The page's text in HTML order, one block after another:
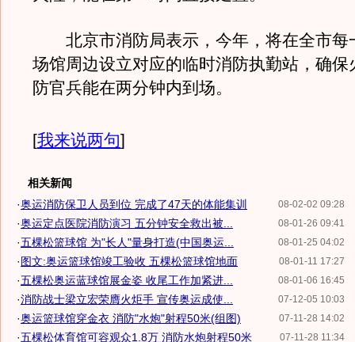
北京市消防局表示，今年，将在全市每
场馆周边设立对应的临时消防执勤站，确保
防官兵能在两分钟内到场。
[我来说两句]
相关新闻
08-02-02 09:28
·奥运消防保卫人员到位 完成了47天的体能集训
08-01-26 09:41
·奥运定点医院消防演习 五分钟安全救出被...
08-01-25 04:02
·五棵松篮球馆 为"长人"量身打造(中国奥运...
08-01-11 17:27
·图文:奥运篮球馆竣工验收 五棵松篮球馆地面
08-01-06 16:45
·五棵松奥运蓝球馆展金姿 收尾工作加紧进...
07-12-05 10:03
·消防战士梁立宏荣膺火炬手 宣传奥运成使...
07-11-28 14:02
·奥运篮球馆穿金衣 消防"水炮"射程50米(组图)
07-11-28 11:34
·五棵松体育馆可容观众1.8万 消防水炮射程50米